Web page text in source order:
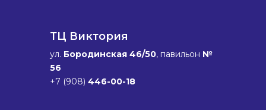
ТЦ Виктория
ул. Бородинская 46/50, павильон №
56
+7 (908) 446-00-18